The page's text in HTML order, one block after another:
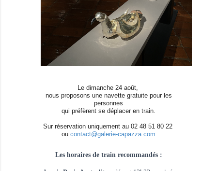
Le dimanche 24 août,
nous proposons une navette gratuite pour les
personnes
qui préfèrent se déplacer en train.
Sur réservation uniquement au 02 48 51 80 22
ou contact@galerie-capazza.com
Les horaires de train recommandés :